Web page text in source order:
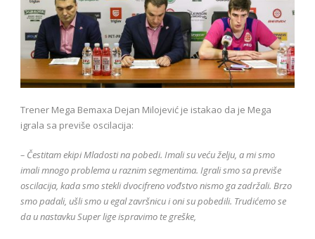
Trener Mega Bemaxa Dejan Milojević je istakao da je Mega
igrala sa previše oscilacija:
– Čestitam ekipi Mladosti na pobedi. Imali su veću želju, a mi smo
imali mnogo problema u raznim segmentima. Igrali smo sa previše
oscilacija, kada smo stekli dvocifreno vođstvo nismo ga zadržali. Brzo
smo padali, ušli smo u egal završnicu i oni su pobedili. Trudićemo se
da u nastavku Super lige ispravimo te greške,